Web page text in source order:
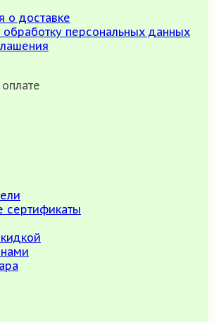
о доставке
обработку персональных данных
сертификаты
нами